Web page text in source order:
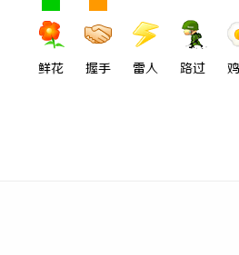
鲜花 握手 雷人 路过